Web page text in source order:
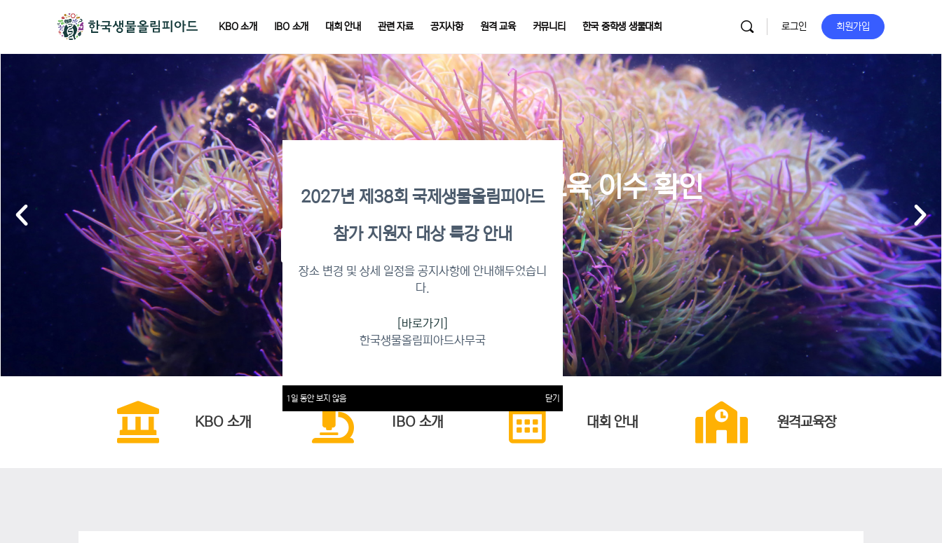
KBO 소개 IBO 소개 대회 안내 관련 자료 공지사항 원격 교육 커뮤니티 한국 중학생 생물대회 로그인 회원가입
2026년 KBO 2차 원격교육 이수 확인
이수증명서 확인 바로가기
KBO 소개 IBO 소개 대회 안내 원격교육장
2027년 제38회 국제생물올림피아드
참가 지원자 대상 특강 안내
장소 변경 및 상세 일정을 공지사항에 안내해두었습니
다.
[바로가기]
한국생물올림피아드사무국
1일 동안 보지 않음 닫기